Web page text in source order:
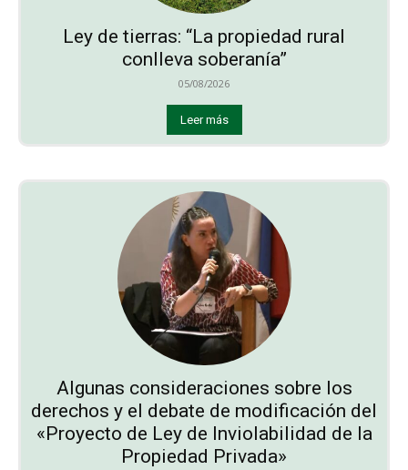
Ley de tierras: “La propiedad rural
conlleva soberanía”
05/08/2026
Leer más
Algunas consideraciones sobre los
derechos y el debate de modificación del
«Proyecto de Ley de Inviolabilidad de la
Propiedad Privada»